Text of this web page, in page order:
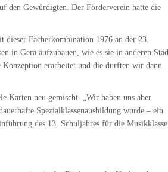
den Gewürdigten. Der Förderverein hatte die
Fächerkombination 1976 an der 23.
in Gera aufzubauen, wie es sie in anderen
Konzeption erarbeitet und die durften wir dann
Karten neu gemischt. „Wir haben uns aber
Spezialklassenausbildung wurde – ein
des 13. Schuljahres für die